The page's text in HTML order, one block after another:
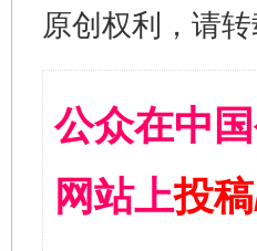
原创权利，请
公众在中
网站上投